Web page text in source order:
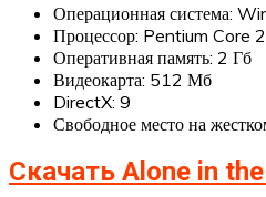
Операционная система:
Процессор: Pentium Core
Оперативная память: 2 Гб
Видеокарта: 512 Мб
DirectX: 9
Свободное место на
Скачать Alone in